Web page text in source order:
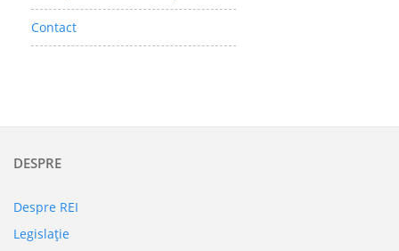
Contact
DESPRE
Despre REI
Legislaţie